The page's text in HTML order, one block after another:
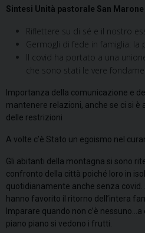
Sintesi Unità pastorale San
Riflettere su di sé e il nostro
Germogli di fede in famiglia: la
Il covid ha portato a una
che sono stati le vere
Importanza della comunicazione e
mantenere relazioni, anche se ci si è
delle restrizioni
A volte c’è Stato un egoismo nel
Gli abitanti della montagna si sono
confronto della città poiché loro in
quotidianamente anche senza
hanno favorito il ritorno dell’intera
Imparare quando non c’è
piano piano si vedono i frutti.